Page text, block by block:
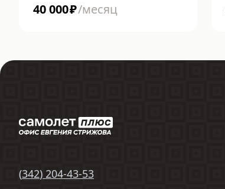
40 000₽/месяц
(342) 204-43-53